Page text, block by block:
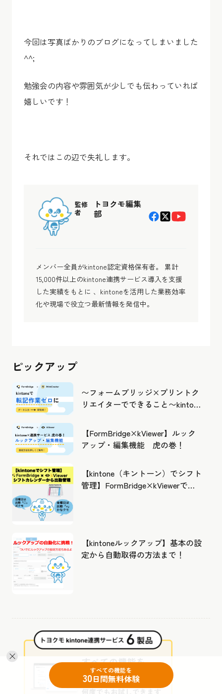
今回は写真ばかりのブログになってしまいました
^^;
勉強会の内容や雰囲気が少しでも伝わっていれば
嬉しいです！
それではこの辺で失礼します。
監修
者
トヨクモ編集
部
メンバー全員がkintone認定資格保有者。 累計
15,000件以上のkintone連携サービス導入を支援
した実績をもとに 、kintoneを活用した業務効率
化や現場で役立つ最新情報を発信中。
ピックアップ
〜フォームブリッジ×プリントク
リエイターでできること〜kintone
【FormBridge×kViewer】ルック
アップ・編集機能 虎の巻！
【kintone（キントーン）でシフト
管理】FormBridge×kViewerで作
【kintoneルックアップ】基本の設
定から自動取得の方法まで！
すべての機能を
30日間無料体験